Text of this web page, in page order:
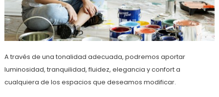
A través de una tonalidad adecuada, podremos aportar
luminosidad, tranquilidad, fluidez, elegancia y confort a
cualquiera de los espacios que deseamos modificar.